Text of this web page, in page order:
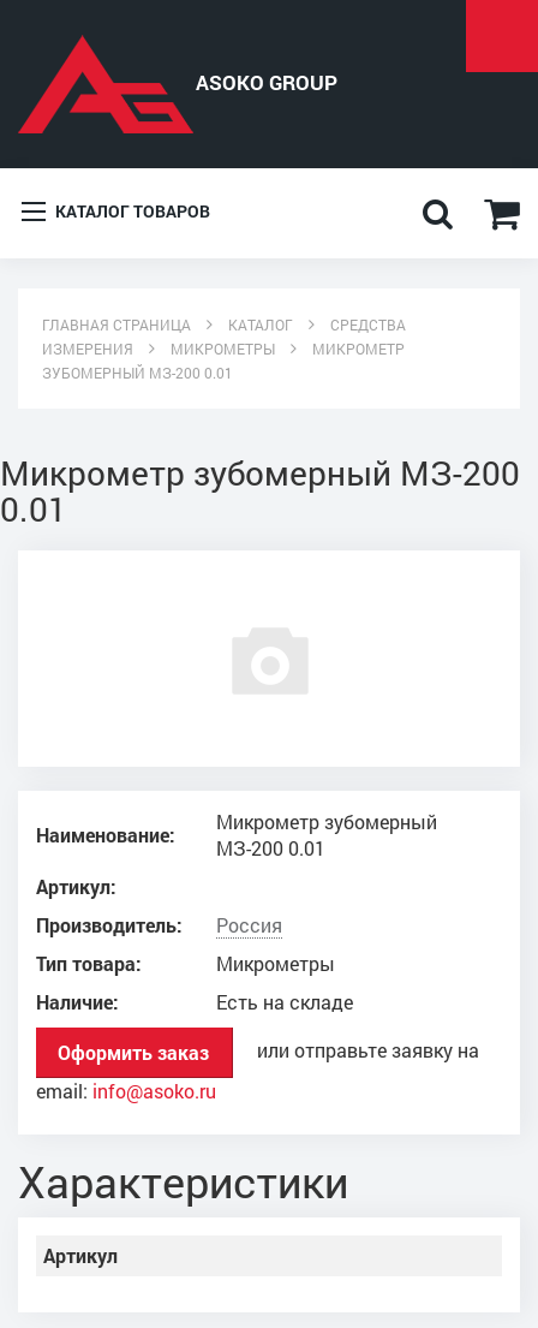
КАТАЛОГ ТОВАРОВ
ГЛАВНАЯ СТРАНИЦА КАТАЛОГ
СРЕДСТВА
ИЗМЕРЕНИЯ
МИКРОМЕТРЫ
МИКРОМЕТР
ЗУБОМЕРНЫЙ МЗ-200 0.01
Микрометр зубомерный МЗ-200
0.01
Наименование:
Микрометр зубомерный
МЗ-200 0.01
Артикул:
Производитель:
Россия
Тип товара:
Микрометры
Наличие:
Есть на складе
Оформить заказ
или отправьте заявку на
email: info@asoko.ru
Характеристики
Артикул